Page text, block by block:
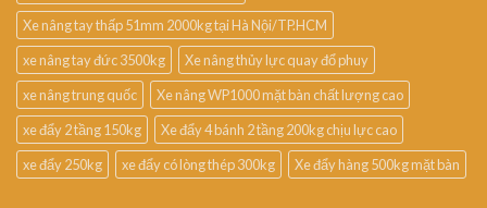
Xe nâng tay thấp 51mm 2000kg tại Hà Nội/TP.HCM
xe nâng tay đức 3500kg
Xe nâng thủy lực quay đổ phuy
xe nâng trung quốc
Xe nâng WP1000 mặt bàn chất lượng cao
xe đẩy 2 tầng 150kg
Xe đẩy 4 bánh 2 tầng 200kg chịu lực cao
xe đẩy 250kg
xe đẩy có lòng thép 300kg Xe đẩy hàng 500kg mặt bàn